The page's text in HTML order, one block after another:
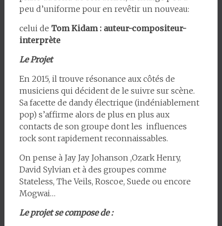
peu d’uniforme pour en revêtir un nouveau:
celui de Tom Kidam : auteur-compositeur-
interprète
Le Projet
En 2015, il trouve résonance aux côtés de
musiciens qui décident de le suivre sur scène.
Sa facette de dandy électrique (indéniablement
pop) s’affirme alors de plus en plus aux
contacts de son groupe dont les influences
rock sont rapidement reconnaissables.
On pense à Jay Jay Johanson ,Ozark Henry,
David Sylvian et à des groupes comme
Stateless, The Veils, Roscoe, Suede ou encore
Mogwai…
Le projet se compose de :